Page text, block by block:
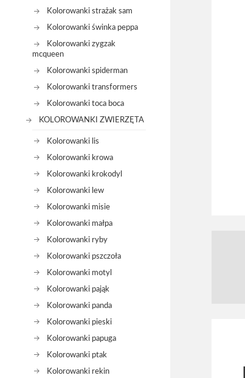
Kolorowanki strażak sam
Kolorowanki świnka peppa
Kolorowanki zygzak
mcqueen
Kolorowanki spiderman
Kolorowanki transformers
Kolorowanki toca boca
KOLOROWANKI ZWIERZĘTA
Kolorowanki lis
Kolorowanki krowa
Kolorowanki krokodyl
Kolorowanki lew
Kolorowanki misie
Kolorowanki małpa
Kolorowanki ryby
Kolorowanki pszczoła
Kolorowanki motyl
Kolorowanki pająk
Kolorowanki panda
Kolorowanki pieski
Kolorowanki papuga
Kolorowanki ptak
Kolorowanki rekin